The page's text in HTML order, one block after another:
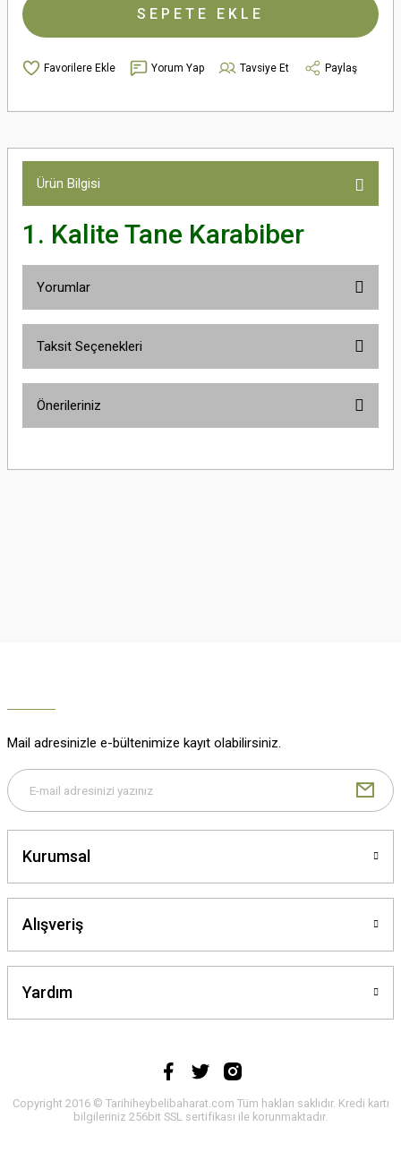
SEPETE EKLE
Yorum Yap Tavsiye Et Paylaş
Ürün Bilgisi
1. Kalite Tane Karabiber
Yorumlar
Taksit Seçenekleri
Önerileriniz
yetersiz gördüğünüz noktaları öneri formunu kullanarak tarafımıza
Mail adresinizle e-bültenimize kayıt olabilirsiniz.
Kurumsal
Alışveriş
Yardım
Copyright 2016 © Tarihiheybelibaharat.com Tüm hakları saklıdır. Kredi kartı
bilgileriniz 256bit SSL sertifikası ile korunmaktadır.